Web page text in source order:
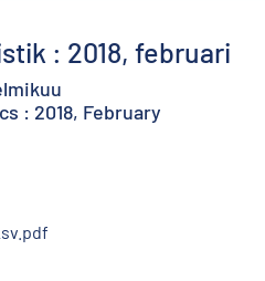
: 2018, februari
: 2018, February